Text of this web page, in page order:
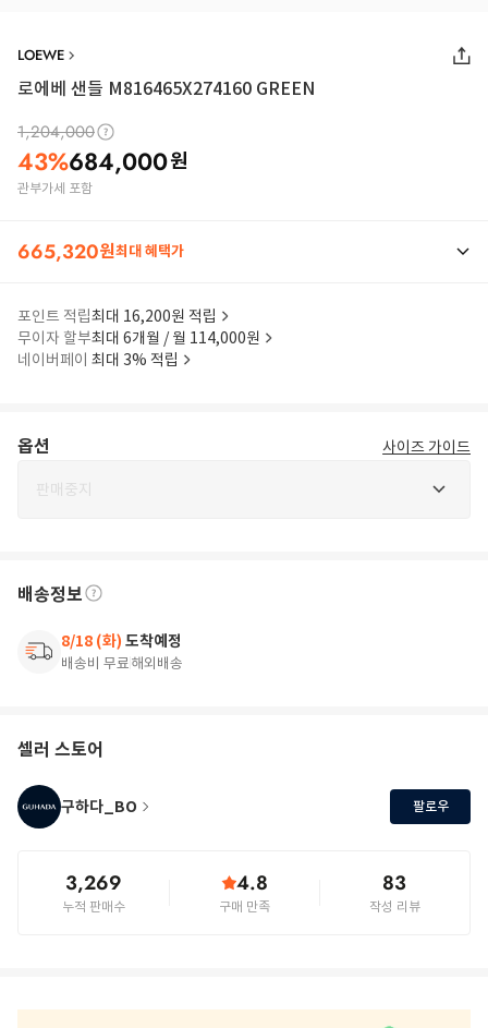
LOEWE
로에베 샌들 M816465X274160 GREEN
1,204,000
43%684,000원
관부가세 포함
665,320원최대 혜택가
포인트 적립최대 16,200원 적립
무이자 할부최대 6개월 / 월 114,000원
네이버페이 최대 3% 적립
옵션 사이즈 가이드
판매중지
배송정보
8/18 (화) 도착예정
배송비 무료해외배송
셀러 스토어
구하다_BO 팔로우
3,269
누적 판매수
4.8
구매 만족
83
작성 리뷰